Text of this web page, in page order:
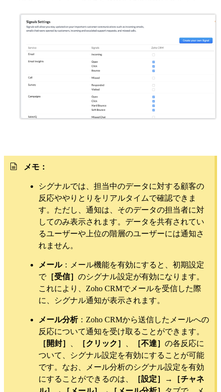
メモ：
シグナルでは、担当中のデータに対する顧客の
反応ややりとりをリアルタイムで確認できま
す。ただし、通知は、そのデータの担当者に対
してのみ表示されます。データを共有されてい
るユーザーや上位の階層のユーザーには通知さ
れません。
メール：
メール機能を有効にすると、初期設定
で［受信］ のシグナル設定が有効になります。
これにより、Zoho CRMでメールを受信した際
に、シグナル通知が表示されます。
メール分析：Zoho CRMから送信したメールへの
反応について通知を受け取ることができます。
［開封］
［クリック］ ［不達］ の各反応に
ついて、シグナル設定を有効にすることが可能
です。 なお、メール分析のシグナル設定を有効
にすることができるのは、
［設定］ →
［チャネ